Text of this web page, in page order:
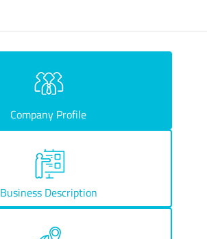
Company Profile
Business Description